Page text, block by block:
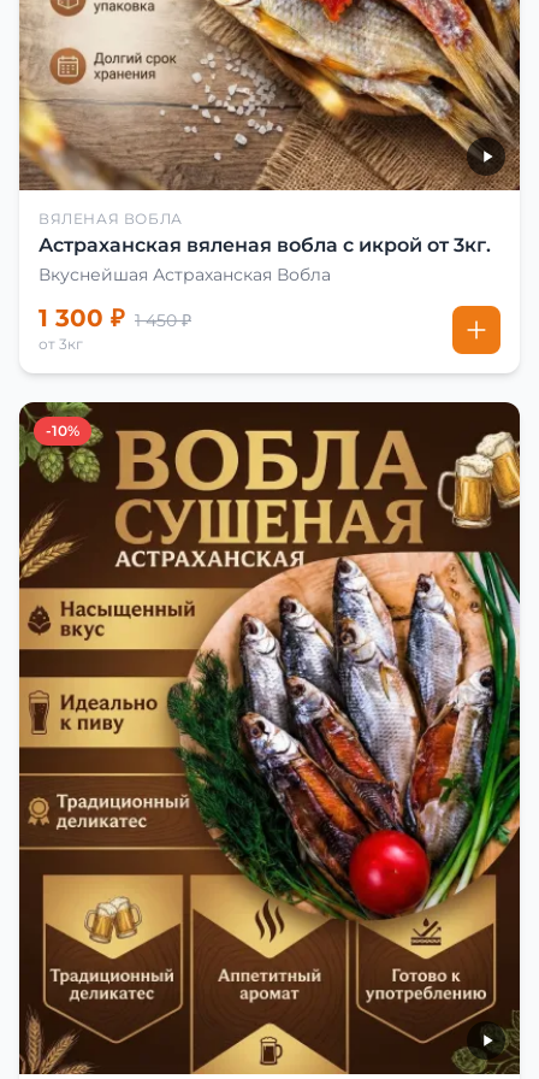
ВЯЛЕНАЯ ВОБЛА
Астраханская вяленая вобла с икрой от 3кг.
Вкуснейшая Астраханская Вобла
1 300 ₽ 1 450 ₽
от 3кг
-10%